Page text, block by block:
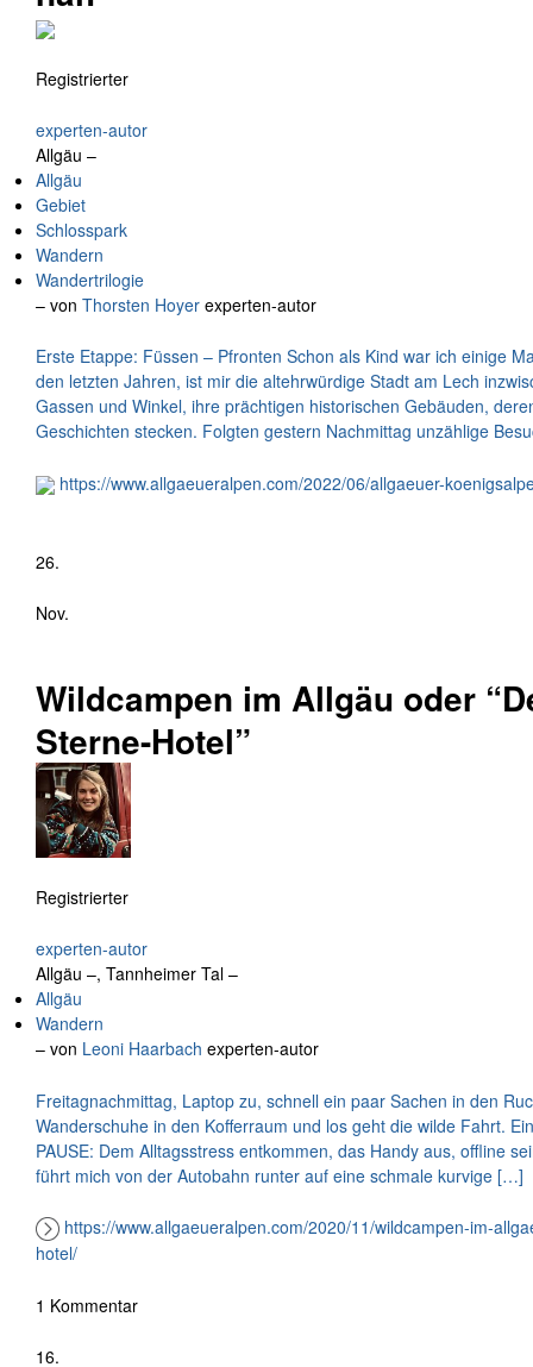
Registrierter
experten-autor
Allgäu –
Allgäu
Gebiet
Schlosspark
Wandern
Wandertrilogie
– von Thorsten Hoyer experten-autor
Erste Etappe: Füssen – Pfronten Schon als Kind war ich einige
den letzten Jahren, ist mir die altehrwürdige Stadt am Lech
Gassen und Winkel, ihre prächtigen historischen Gebäuden,
Geschichten stecken. Folgten gestern Nachmittag unzählige
https://www.allgaeueralpen.com/2022/06/allgaeuer-
26.
Nov.
Wildcampen im Allgäu oder
Sterne-Hotel”
Registrierter
experten-autor
Allgäu –, Tannheimer Tal –
Allgäu
Wandern
– von Leoni Haarbach experten-autor
Freitagnachmittag, Laptop zu, schnell ein paar Sachen in den
Wanderschuhe in den Kofferraum und los geht die wilde Fahrt.
PAUSE: Dem Alltagsstress entkommen, das Handy aus, offline
führt mich von der Autobahn runter auf eine schmale kurvige […]
https://www.allgaeueralpen.com/2020/11/wildcampen-im-
hotel/
1 Kommentar
16.